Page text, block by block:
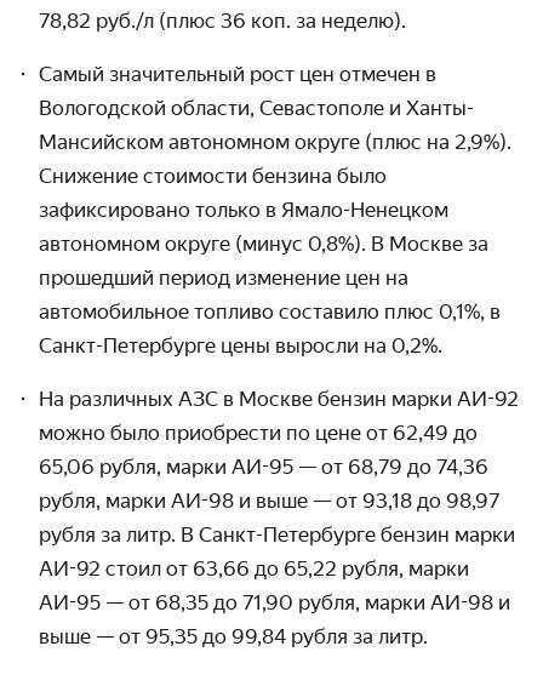
78,82 руб./л (плюс 36 коп. за неделю).
Самый значительный рост цен отмечен в
Вологодской области, Севастополе и Ханты-
Мансийском автономном округе (плюс на 2,9%).
Снижение стоимости бензина было
зафиксировано только в Ямало-Ненецком
автономном округе (минус 0,8%). В Москве за
прошедший период изменение цен на
автомобильное топливо составило плюс 0,1%, в
Санкт-Петербурге цены выросли на 0,2%.
На различных АЗС в Москве бензин марки АИ-92
можно было приобрести по цене от 62,49 до
65,06 рубля, марки АИ-95 — от 68,79 до 74,36
рубля, марки АИ-98 и выше — от 93,18 до 98,97
рубля за литр. В Санкт-Петербурге бензин марки
АИ-92 стоил от 63,66 до 65,22 рубля, марки
АИ-95 — от 68,35 до 71,90 рубля, марки АИ-98 и
выше — от 95,35 до 99,84 рубля за литр.